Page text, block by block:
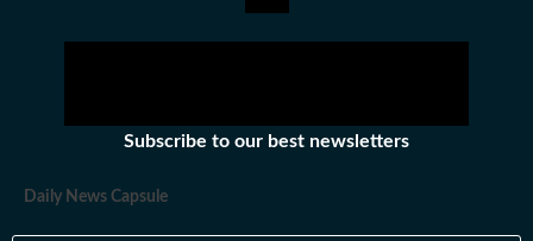
Subscribe to our best newsletters
Daily News Capsule